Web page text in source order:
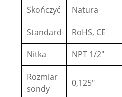
Skończyć Natura
Standard RoHS, CE
Nitka NPT 1/2"
Rozmiar
sondy
0,125"